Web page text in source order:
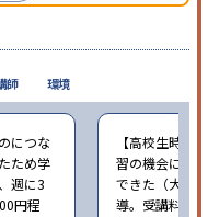
につな
ため学
週に3
円程
【高校生時の通
習の機会になっ
できた（大学受
導。受講料は月
師 環境